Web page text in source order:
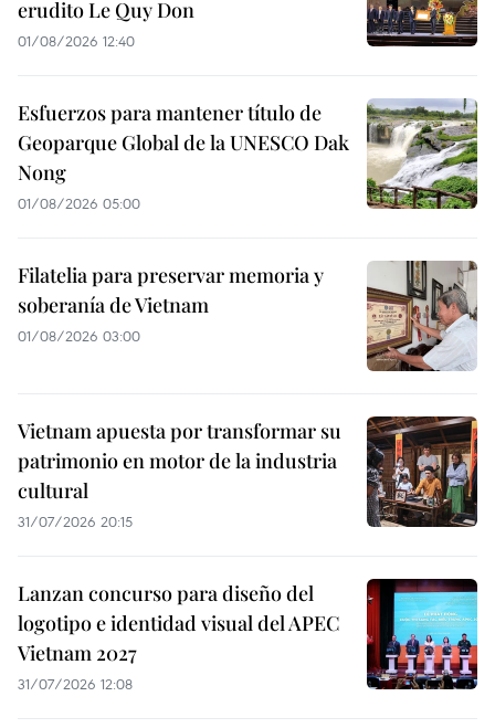
erudito Le Quy Don
01/08/2026 12:40
Esfuerzos para mantener título de
Geoparque Global de la UNESCO Dak
Nong
01/08/2026 05:00
Filatelia para preservar memoria y
soberanía de Vietnam
01/08/2026 03:00
Vietnam apuesta por transformar su
patrimonio en motor de la industria
cultural
31/07/2026 20:15
Lanzan concurso para diseño del
logotipo e identidad visual del APEC
Vietnam 2027
31/07/2026 12:08